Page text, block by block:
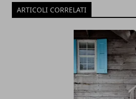
ARTICOLI CORRELATI